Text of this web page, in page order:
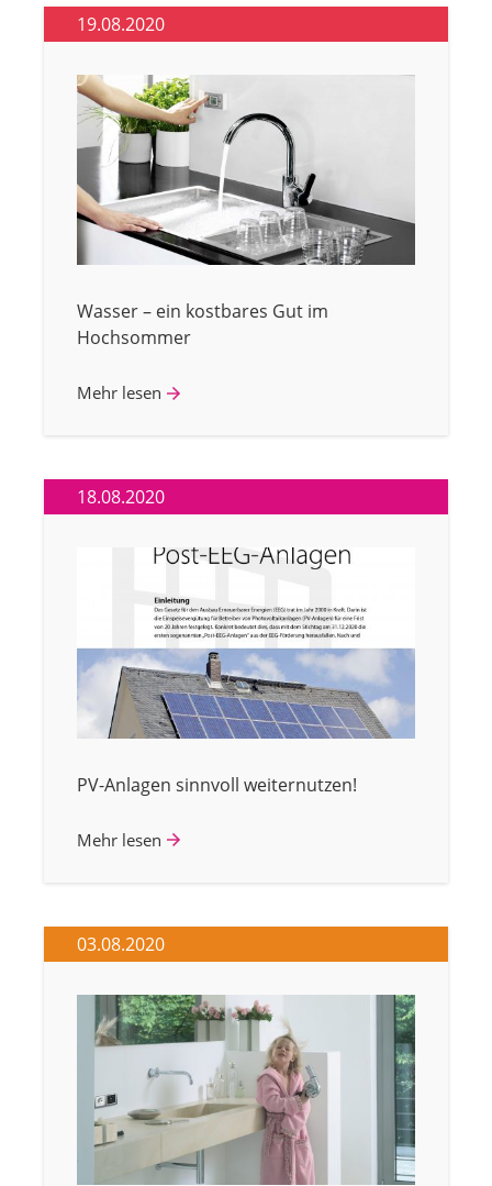
19.08.2020
Wasser – ein kostbares Gut im
Hochsommer
Mehr lesen
18.08.2020
PV-Anlagen sinnvoll weiternutzen!
Mehr lesen
03.08.2020